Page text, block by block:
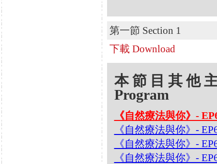
第一節 Section 1
下載 Download
本節目其他
Program
《自然療法與你》-
《自然療法與你》-
《自然療法與你》-
《自然療法與你》-